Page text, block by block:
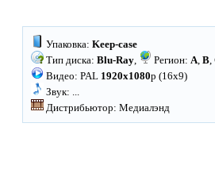
Упаковка: Keep-case
Тип диска: Blu-Ray, Регион: A, B,
Видео: PAL 1920x1080p (16x9)
Звук: ...
Дистрибьютор: Медиалэнд